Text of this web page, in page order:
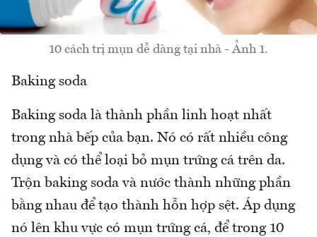
10 cách trị mụn dễ dàng tại nhà - Ảnh 1.
Baking soda
Baking soda là thành phần linh hoạt nhất
trong nhà bếp của bạn. Nó có rất nhiều công
dụng và có thể loại bỏ mụn trứng cá trên da.
Trộn baking soda và nước thành những phần
bằng nhau để tạo thành hỗn hợp sệt. Áp dụng
nó lên khu vực có mụn trứng cá, để trong 10